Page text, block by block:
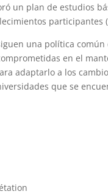
​​un plan de estudios
una política
en el
adaptarlo a los
que se